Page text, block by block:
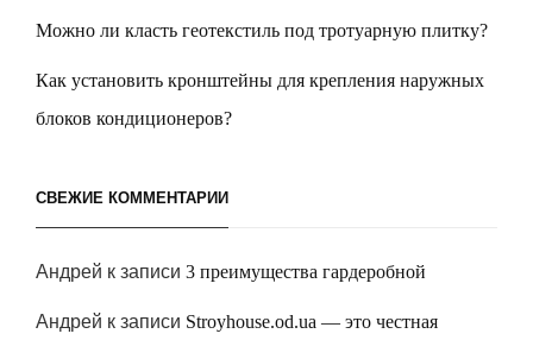
Можно ли класть геотекстиль под тротуарную плитку?
Как установить кронштейны для крепления наружных
блоков кондиционеров?
СВЕЖИЕ КОММЕНТАРИИ
Андрей к записи 3 преимущества гардеробной
Андрей к записи Stroyhouse.od.ua — это честная